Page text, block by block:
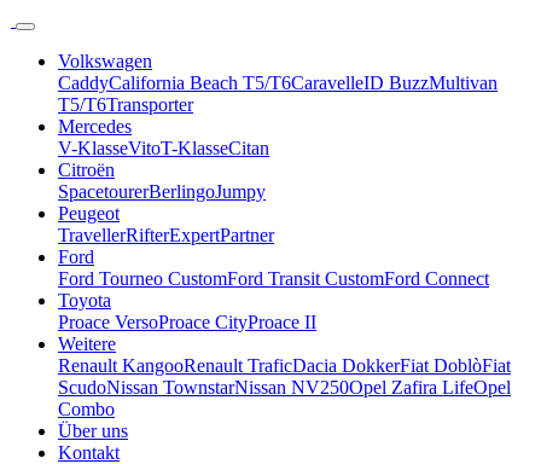
Volkswagen
CaddyCalifornia Beach T5/T6CaravelleID BuzzMultivan
T5/T6Transporter
Mercedes
V-KlasseVitoT-KlasseCitan
Citroën
SpacetourerBerlingoJumpy
Peugeot
TravellerRifterExpertPartner
Ford
Ford Tourneo CustomFord Transit CustomFord Connect
Toyota
Proace VersoProace CityProace II
Weitere
Renault KangooRenault TraficDacia DokkerFiat DoblòFiat
ScudoNissan TownstarNissan NV250Opel Zafira LifeOpel
Combo
Über uns
Kontakt